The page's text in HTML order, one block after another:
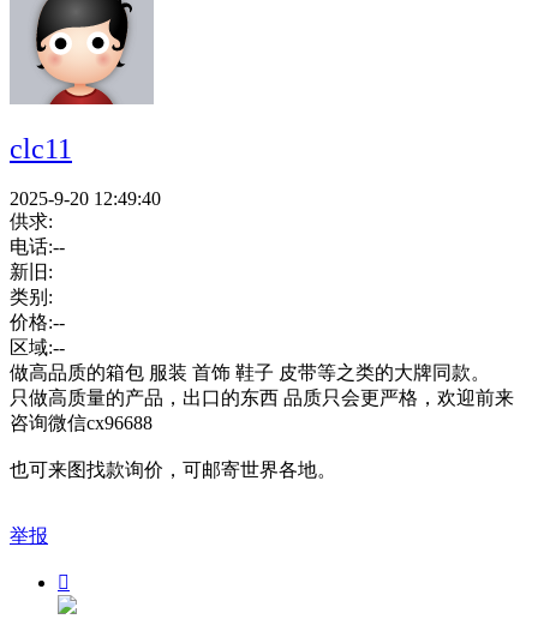
clc11
2025-9-20 12:49:40
供求:
电话:--
新旧:
类别:
价格:--
区域:--
做高品质的箱包 服装 首饰 鞋子 皮带等之类的大牌同款。
只做高质量的产品，出口的东西 品质只会更严格，欢迎前来
咨询微信cx96688
也可来图找款询价，可邮寄世界各地。
举报
